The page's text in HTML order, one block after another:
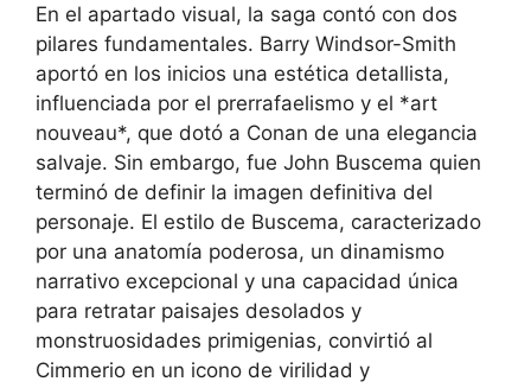
En el apartado visual, la saga contó con dos
pilares fundamentales. Barry Windsor-Smith
aportó en los inicios una estética detallista,
influenciada por el prerrafaelismo y el *art
nouveau*, que dotó a Conan de una elegancia
salvaje. Sin embargo, fue John Buscema quien
terminó de definir la imagen definitiva del
personaje. El estilo de Buscema, caracterizado
por una anatomía poderosa, un dinamismo
narrativo excepcional y una capacidad única
para retratar paisajes desolados y
monstruosidades primigenias, convirtió al
Cimmerio en un icono de virilidad y